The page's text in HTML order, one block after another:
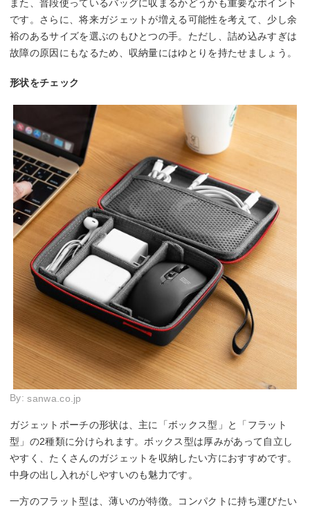
また、普段使っているバッグに収まるかどうかも重要なポイント
です。さらに、将来ガジェットが増える可能性を考えて、少し余
裕のあるサイズを選ぶのもひとつの手。ただし、詰め込みすぎは
故障の原因にもなるため、収納量にはゆとりを持たせましょう。
形状をチェック
By: sanwa.co.jp
ガジェットポーチの形状は、主に「ボックス型」と「フラット
型」の2種類に分けられます。ボックス型は厚みがあって自立し
やすく、たくさんのガジェットを収納したい方におすすめです。
中身の出し入れがしやすいのも魅力です。
一方のフラット型は、薄いのが特徴。コンパクトに持ち運びたい